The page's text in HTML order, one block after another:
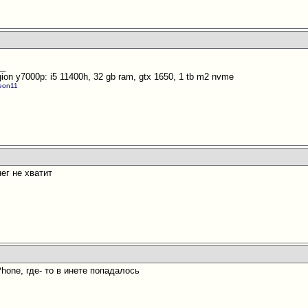
y7000p: i5 11400h, 32 gb ram, gtx 1650, 1 tb m2 nvme
не хватит
где- то в инете попадалось